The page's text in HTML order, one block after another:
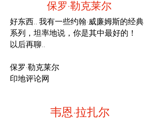
保罗·勒克莱尔
好东西.. 我有一些约翰·威廉姆斯的经典
系列，坦率地说，你是其中最好的！
以后再聊..
保罗·勒克莱尔
印地评论网
韦恩·拉扎尔